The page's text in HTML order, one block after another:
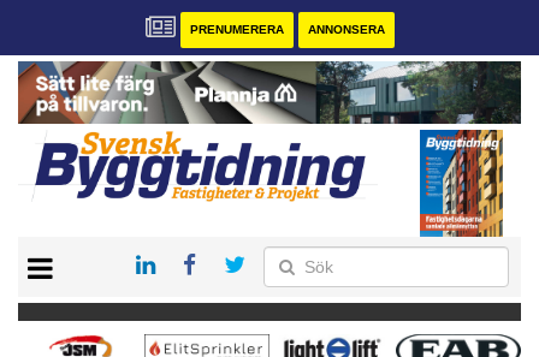
PRENUMERERA ANNONSERA
PRENUMERERA